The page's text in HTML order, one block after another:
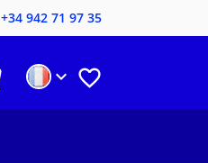
+34 942 71 97 35
 